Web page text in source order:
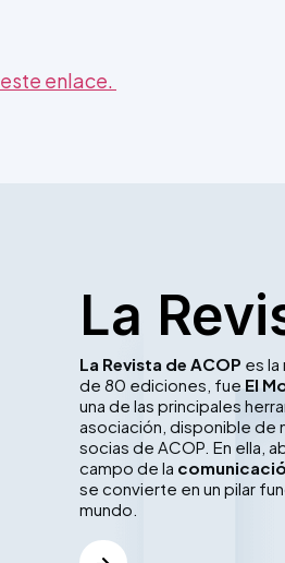
enlace.
La
La Revista de ACOP es
de 80 ediciones, fue El
una de las principales
asociación, disponible de
socias de ACOP. En ella,
campo de la
se convierte en un pilar
mundo.